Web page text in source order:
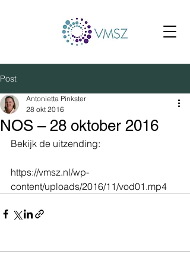
Post
NOS – 28 oktober 2016
Antonietta Pinkster
28 okt 2016
Bekijk de uitzending:
https://vmsz.nl/wp-
content/uploads/2016/11/vod01.mp4